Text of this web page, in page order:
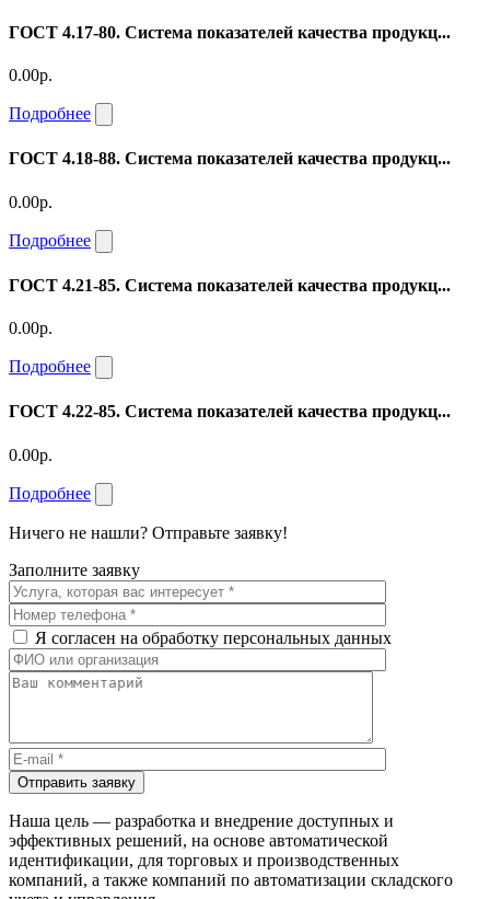
ГОСТ 4.17-80. Система показателей качества продукц...
0.00р.
Подробнее
ГОСТ 4.18-88. Система показателей качества продукц...
0.00р.
Подробнее
ГОСТ 4.21-85. Система показателей качества продукц...
0.00р.
Подробнее
ГОСТ 4.22-85. Система показателей качества продукц...
0.00р.
Подробнее
Ничего не нашли? Отправьте заявку!
Заполните заявку
Я согласен на обработку персональных данных
Отправить заявку
Наша цель — разработка и внедрение доступных и
эффективных решений, на основе автоматической
идентификации, для торговых и производственных
компаний, а также компаний по автоматизации складского